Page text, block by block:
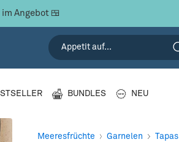
Angebot 🍱
BUNDLES NEU
Meeresfrüchte Garnelen Tapas